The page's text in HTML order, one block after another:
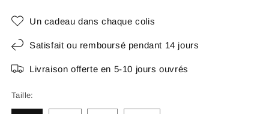
Un cadeau dans chaque colis
Satisfait ou remboursé pendant 14 jours
Livraison offerte en 5-10 jours ouvrés
Taille: